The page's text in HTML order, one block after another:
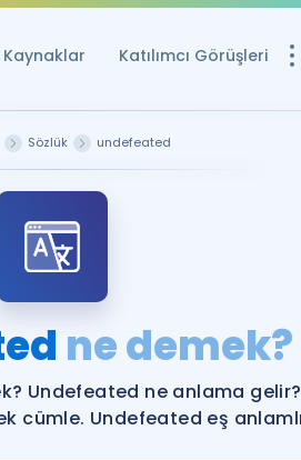
Katılımcı Görüşleri
Ücretsiz
YDS ve YÖKDİL
YDS ve YÖKDİL'e
Sözlük undefeated
ne demek?
Undefeated ne anlama gelir?
cümle. Undefeated eş